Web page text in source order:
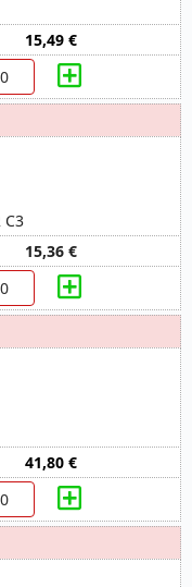
15,49 €
C3
15,36 €
41,80 €